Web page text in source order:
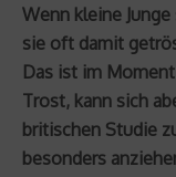
Wenn kleine
sie oft damit
Das ist im
Trost, kann sich
britischen Studie
besonders